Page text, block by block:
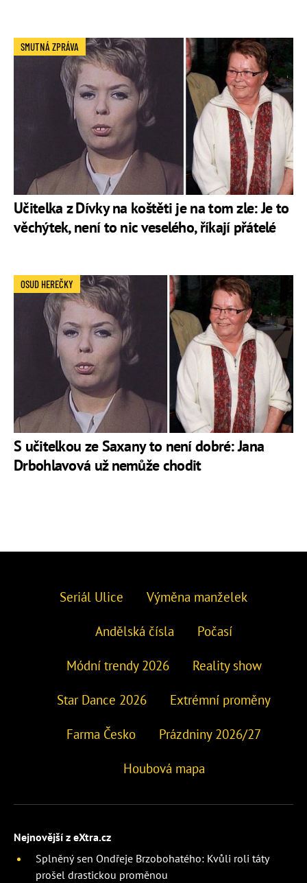
Učitelka z Dívky na koštěti je na tom zle: Je to
věchýtek, není to nic veselého, říkají přátelé
SMUTNÁ ZPRÁVA
S učitelkou ze Saxany to není dobré: Jana
Drbohlavová už nemůže chodit
OSUD HEREČKY
Seriál Ulice Výměna manželek
Andělská čísla Počasí
Módní trendy 2026 Reality show
Star Dance 2026 Extrémní proměny
Farma Česko Prázdniny 2026/27
Houbová mapa
Nejnovější z eXtra.cz
Splněný sen Ondřeje Brzobohatého: Kvůli roli táty
prošel drastickou proměnou